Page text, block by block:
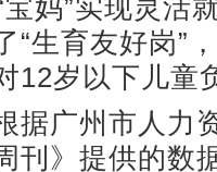
宝妈”实现灵活
“生育友好岗”
12岁以下儿童
广州市人力资
刊》提供的数